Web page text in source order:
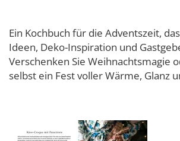
Ein Kochbuch für die Adventszeit,
Ideen, Deko-Inspiration und
Verschenken Sie Weihnachtsmagie
selbst ein Fest voller Wärme, Glanz